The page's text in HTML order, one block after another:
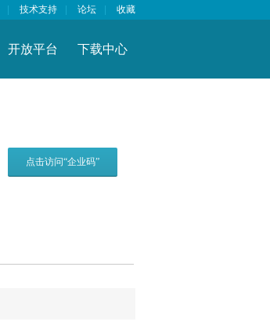
技术支持 论坛 收藏
开放平台 下载中心
点击访问“企业码”